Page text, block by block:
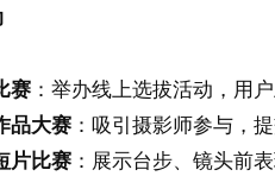
赛 ：举办线上选拔活动，用
品大赛 ：吸引摄影师参与，
片比赛 ：展示台步、镜头前